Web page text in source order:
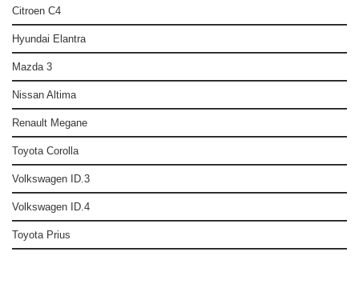
Citroen C4
Hyundai Elantra
Mazda 3
Nissan Altima
Renault Megane
Toyota Corolla
Volkswagen ID.3
Volkswagen ID.4
Toyota Prius